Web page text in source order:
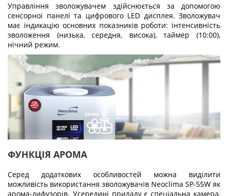
Управління зволожувачем здійснюється за допомогою
сенсорної панелі та цифрового LED дисплея. Зволожувач
має індикацію основних показників роботи: інтенсивність
зволоження (низька, середня, висока), таймер (10:00),
нічний режим.
ФУНКЦІЯ АРОМА
Серед додаткових особливостей можна виділити
можливість використання зволожувачів Neoclima SP-55W як
арома-дифузорів. Усередині приладу є спеціальна камера,